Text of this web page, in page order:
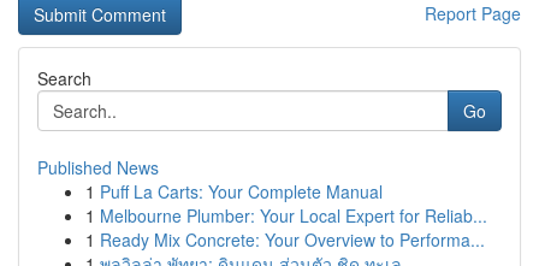
Report Page
Search
Go
Published News
1 Puff La Carts: Your Complete Manual
1 Melbourne Plumber: Your Local Expert for Reliab...
1 Ready Mix Concrete: Your Overview to Performa...